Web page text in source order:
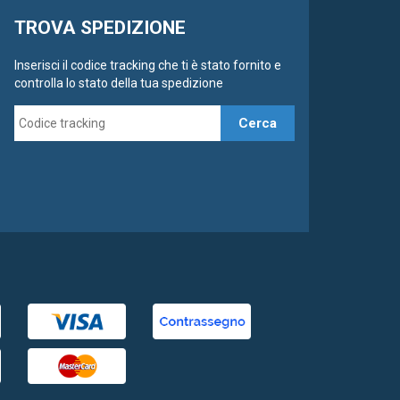
TROVA SPEDIZIONE
Inserisci il codice tracking che ti è stato fornito e
controlla lo stato della tua spedizione
Cerca